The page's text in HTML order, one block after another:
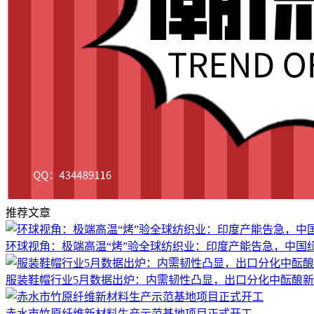
推荐文章
环球视角：极端高温“烤”验全球纺织业：印度产能告急，中国
服装鞋帽行业5月数据出炉：内需韧性凸显，出口分化中酝酿